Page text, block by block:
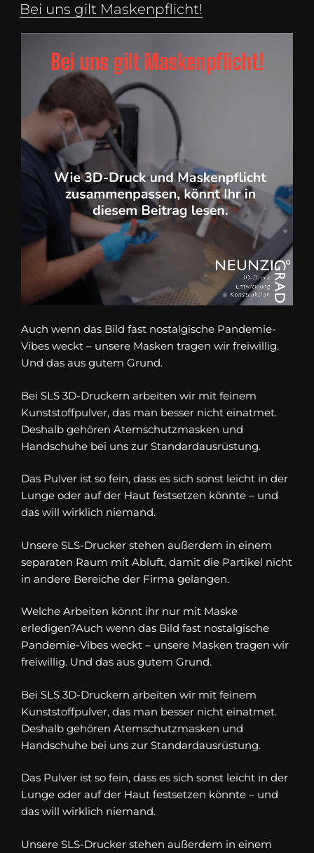
Bei uns gilt Maskenpflicht!
Auch wenn das Bild fast nostalgische Pandemie-
Vibes weckt – unsere Masken tragen wir freiwillig.
Und das aus gutem Grund.
Bei SLS 3D-Druckern arbeiten wir mit feinem
Kunststoffpulver, das man besser nicht einatmet.
Deshalb gehören Atemschutzmasken und
Handschuhe bei uns zur Standardausrüstung.
Das Pulver ist so fein, dass es sich sonst leicht in der
Lunge oder auf der Haut festsetzen könnte – und
das will wirklich niemand.
Unsere SLS-Drucker stehen außerdem in einem
separaten Raum mit Abluft, damit die Partikel nicht
in andere Bereiche der Firma gelangen.
Welche Arbeiten könnt ihr nur mit Maske
erledigen?Auch wenn das Bild fast nostalgische
Pandemie-Vibes weckt – unsere Masken tragen wir
freiwillig. Und das aus gutem Grund.
Bei SLS 3D-Druckern arbeiten wir mit feinem
Kunststoffpulver, das man besser nicht einatmet.
Deshalb gehören Atemschutzmasken und
Handschuhe bei uns zur Standardausrüstung.
Das Pulver ist so fein, dass es sich sonst leicht in der
Lunge oder auf der Haut festsetzen könnte – und
das will wirklich niemand.
Unsere SLS-Drucker stehen außerdem in einem